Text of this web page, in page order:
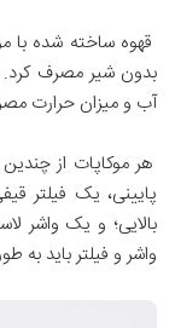
قهوه ساخته شده با
بدون شیر مصرف کرد.
آب و میزان حرارت
هر موکاپات از
پایینی، یک فیلتر
بالایی؛ و یک واشر
واشر و فیلتر باید